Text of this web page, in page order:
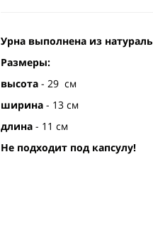
Урна выполнена из
Размеры:
высота - 29 см
ширина- 13 см
длина- 11 см
Не подходит под капсулу!